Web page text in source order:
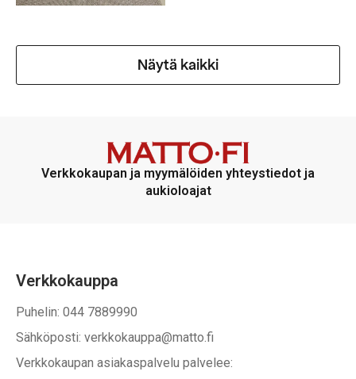
Näytä kaikki
Verkkokaupan ja myymälöiden yhteystiedot ja
aukioloajat
Verkkokauppa
Puhelin: 044 7889990
Sähköposti: verkkokauppa@matto.fi
Verkkokaupan asiakaspalvelu palvelee: